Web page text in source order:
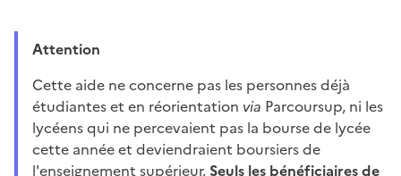
Attention
Cette aide ne concerne pas les personnes déjà
étudiantes et en réorientation via Parcoursup, ni les
lycéens qui ne percevaient pas la bourse de lycée
cette année et deviendraient boursiers de
l'enseignement supérieur. Seuls les bénéficiaires de